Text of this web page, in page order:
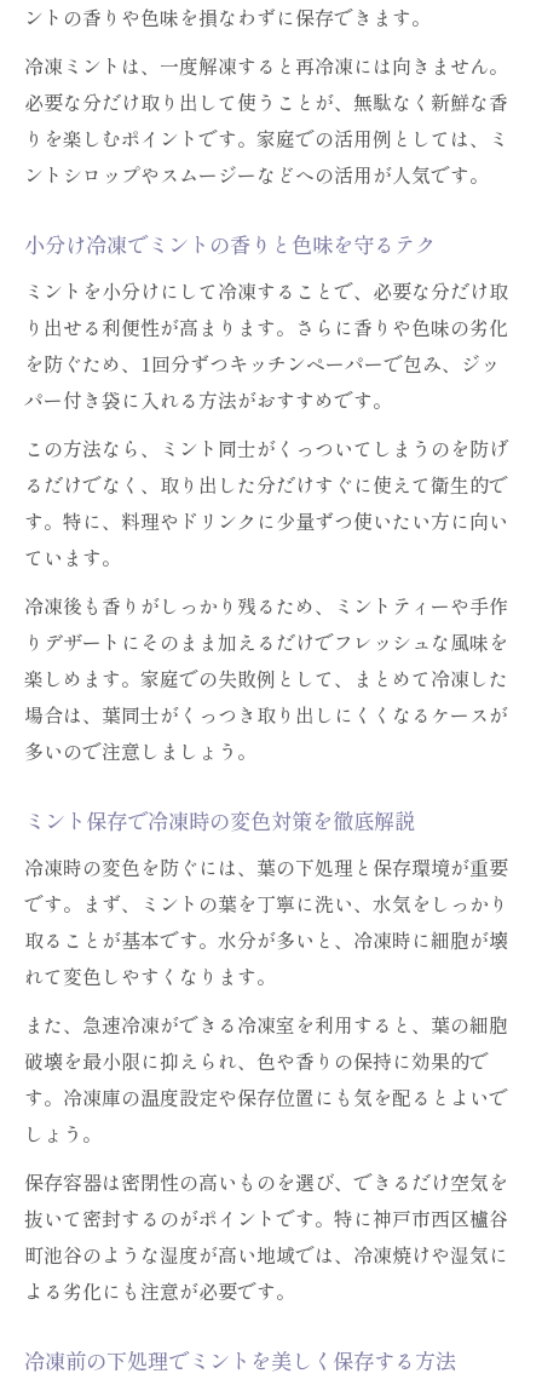
ントの香りや色味を損なわずに保存できます。
冷凍ミントは、一度解凍すると再冷凍には向きません。
必要な分だけ取り出して使うことが、無駄なく新鮮な香
りを楽しむポイントです。家庭での活用例としては、ミ
ントシロップやスムージーなどへの活用が人気です。
小分け冷凍でミントの香りと色味を守るテク
ミントを小分けにして冷凍することで、必要な分だけ取
り出せる利便性が高まります。さらに香りや色味の劣化
を防ぐため、1回分ずつキッチンペーパーで包み、ジッ
パー付き袋に入れる方法がおすすめです。
この方法なら、ミント同士がくっついてしまうのを防げ
るだけでなく、取り出した分だけすぐに使えて衛生的で
す。特に、料理やドリンクに少量ずつ使いたい方に向い
ています。
冷凍後も香りがしっかり残るため、ミントティーや手作
りデザートにそのまま加えるだけでフレッシュな風味を
楽しめます。家庭での失敗例として、まとめて冷凍した
場合は、葉同士がくっつき取り出しにくくなるケースが
多いので注意しましょう。
ミント保存で冷凍時の変色対策を徹底解説
冷凍時の変色を防ぐには、葉の下処理と保存環境が重要
です。まず、ミントの葉を丁寧に洗い、水気をしっかり
取ることが基本です。水分が多いと、冷凍時に細胞が壊
れて変色しやすくなります。
また、急速冷凍ができる冷凍室を利用すると、葉の細胞
破壊を最小限に抑えられ、色や香りの保持に効果的で
す。冷凍庫の温度設定や保存位置にも気を配るとよいで
しょう。
保存容器は密閉性の高いものを選び、できるだけ空気を
抜いて密封するのがポイントです。特に神戸市西区櫨谷
町池谷のような湿度が高い地域では、冷凍焼けや湿気に
よる劣化にも注意が必要です。
冷凍前の下処理でミントを美しく保存する方法